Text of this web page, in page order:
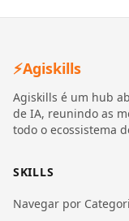
⚡Agiskills
Agiskills é um hub
de IA, reunindo as
todo o ecossistema
SKILLS
Navegar por